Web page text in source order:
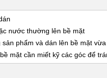
nước thường lên bề mặt
phẩm và dán lên bề mặt
mặt cần miết kỹ các góc để